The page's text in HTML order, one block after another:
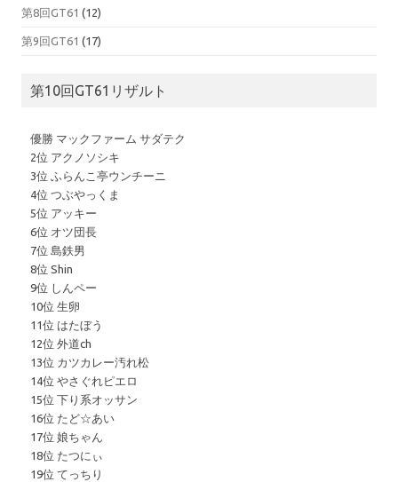
第8回GT61 (12)
第9回GT61 (17)
第10回GT61リザルト
優勝 マックファーム サダテク
2位 アクノソシキ
3位 ふらんこ亭ウンチーニ
4位 つぶやっくま
5位 アッキー
6位 オツ団長
7位 島鉄男
8位 Shin
9位 しんペー
10位 生卵
11位 はたぼう
12位 外道ch
13位 カツカレー汚れ松
14位 やさぐれピエロ
15位 下り系オッサン
16位 たど☆あい
17位 娘ちゃん
18位 たつにぃ
19位 てっちり